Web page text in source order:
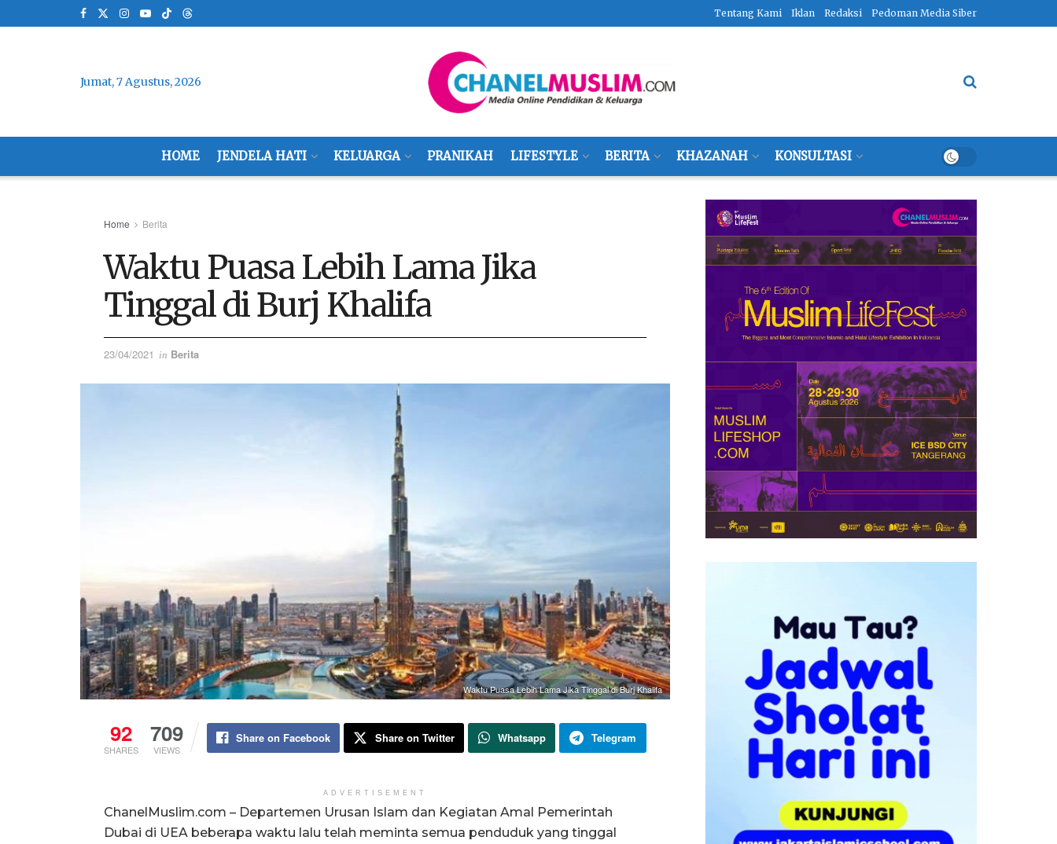
Tentang Kami Iklan Redaksi Pedoman Media Siber
Jumat, 7 Agustus, 2026
HOME JENDELA HATI KELUARGA PRANIKAH LIFESTYLE BERITA KHAZANAH KONSULTASI
Home Berita
Waktu Puasa Lebih Lama Jika
Tinggal di Burj Khalifa
23/04/2021 in Berita
Waktu Puasa Lebih Lama Jika Tinggal di Burj Khalifa
92
SHARES
709
VIEWS
Share on Facebook Share on Twitter Whatsapp Telegram
ADVERTISEMENT
ChanelMuslim.com – Departemen Urusan Islam dan Kegiatan Amal Pemerintah
Dubai di UEA beberapa waktu lalu telah meminta semua penduduk yang tinggal